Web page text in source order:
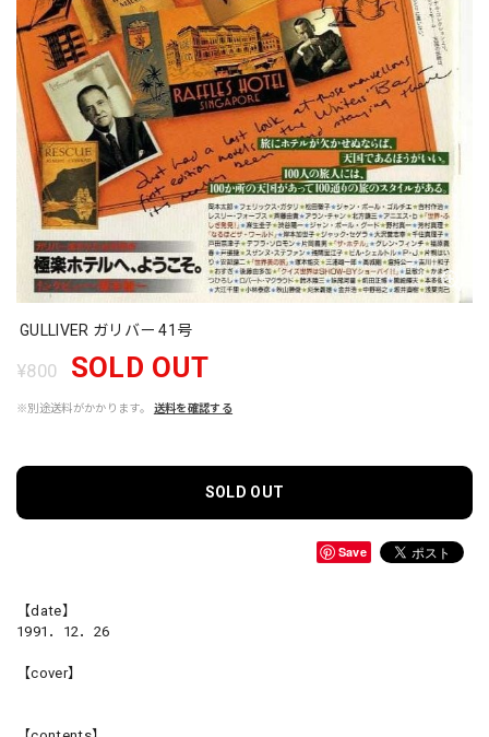
GULLIVER ガリバー 41号
¥800 SOLD OUT
※別途送料がかかります。 送料を確認する
SOLD OUT
Save
【date】
1991．12．26
【cover】